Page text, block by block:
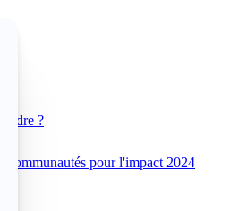
?
Communautés pour l'impact 2024